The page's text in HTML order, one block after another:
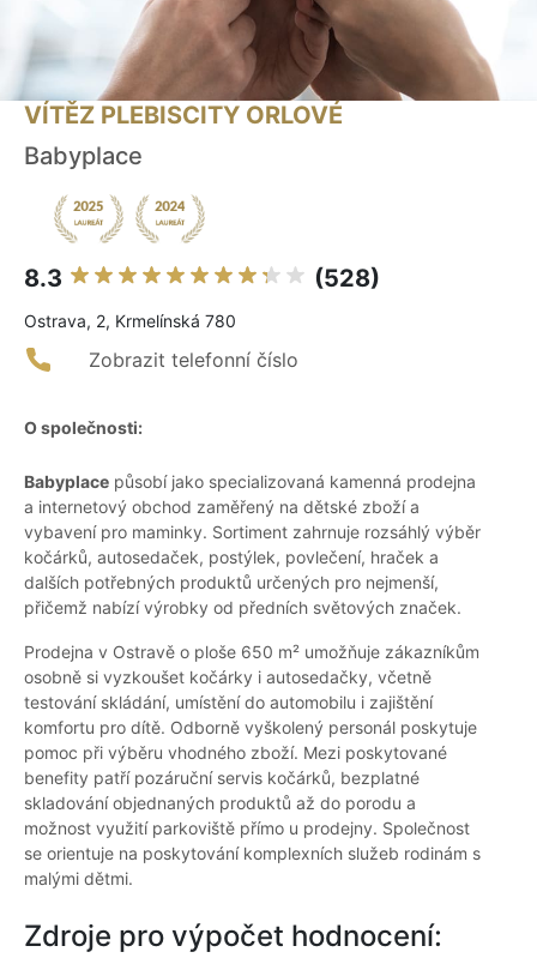
VÍTĚZ PLEBISCITY ORLOVÉ
Babyplace
8.3 (528)
Ostrava, 2, Krmelínská 780
Zobrazit telefonní číslo
O společnosti:
Babyplace působí jako specializovaná kamenná prodejna
a internetový obchod zaměřený na dětské zboží a
vybavení pro maminky. Sortiment zahrnuje rozsáhlý výběr
kočárků, autosedaček, postýlek, povlečení, hraček a
dalších potřebných produktů určených pro nejmenší,
přičemž nabízí výrobky od předních světových značek.
Prodejna v Ostravě o ploše 650 m² umožňuje zákazníkům
osobně si vyzkoušet kočárky i autosedačky, včetně
testování skládání, umístění do automobilu i zajištění
komfortu pro dítě. Odborně vyškolený personál poskytuje
pomoc při výběru vhodného zboží. Mezi poskytované
benefity patří pozáruční servis kočárků, bezplatné
skladování objednaných produktů až do porodu a
možnost využití parkoviště přímo u prodejny. Společnost
se orientuje na poskytování komplexních služeb rodinám s
malými dětmi.
Zdroje pro výpočet hodnocení: